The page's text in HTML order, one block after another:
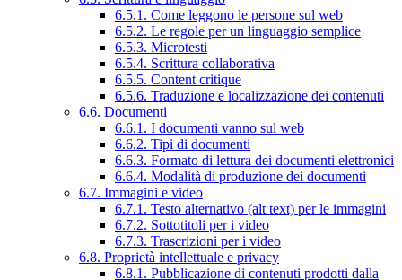
6.5.1. Come leggono le persone sul web
6.5.2. Le regole per un linguaggio semplice
6.5.3. Microtesti
6.5.4. Scrittura collaborativa
6.5.5. Content critique
6.5.6. Traduzione e localizzazione dei contenuti
6.6. Documenti
6.6.1. I documenti vanno sul web
6.6.2. Tipi di documenti
6.6.3. Formato di lettura dei documenti elettronici
6.6.4. Modalità di produzione dei documenti
6.7. Immagini e video
6.7.1. Testo alternativo (alt text) per le immagini
6.7.2. Sottotitoli per i video
6.7.3. Trascrizioni per i video
6.8. Proprietà intellettuale e privacy
6.8.1. Pubblicazione di contenuti prodotti dalla